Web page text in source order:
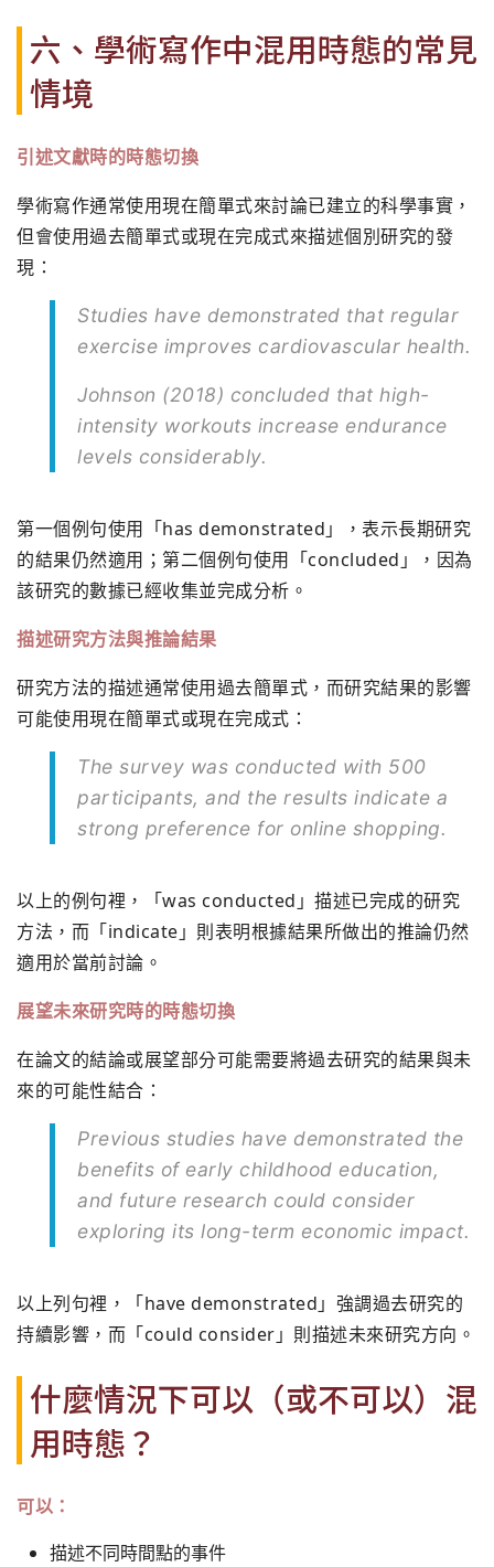
六、學術寫作中混用時態的常見
情境
引述文獻時的時態切換
學術寫作通常使用現在簡單式來討論已建立的科學事實，
但會使用過去簡單式或現在完成式來描述個別研究的發
現：
Studies have demonstrated that regular
exercise improves cardiovascular health.
Johnson (2018) concluded that high-
intensity workouts increase endurance
levels considerably.
第一個例句使用「has demonstrated」，表示長期研究
的結果仍然適用；第二個例句使用「concluded」，因為
該研究的數據已經收集並完成分析。
描述研究方法與推論結果
研究方法的描述通常使用過去簡單式，而研究結果的影響
可能使用現在簡單式或現在完成式：
The survey was conducted with 500
participants, and the results indicate a
strong preference for online shopping.
以上的例句裡，「was conducted」描述已完成的研究
方法，而「indicate」則表明根據結果所做出的推論仍然
適用於當前討論。
展望未來研究時的時態切換
在論文的結論或展望部分可能需要將過去研究的結果與未
來的可能性結合：
Previous studies have demonstrated the
benefits of early childhood education,
and future research could consider
exploring its long-term economic impact.
以上列句裡，「have demonstrated」強調過去研究的
持續影響，而「could consider」則描述未來研究方向。
什麼情況下可以（或不可以）混
用時態？
可以：
描述不同時間點的事件